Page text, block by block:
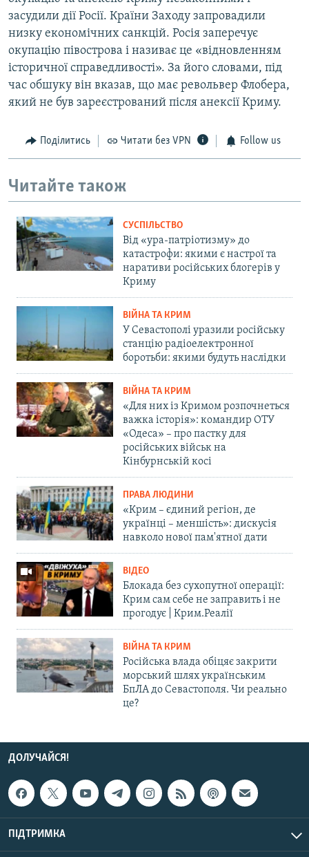
засудили дії Росії. Країни Заходу запровадили
низку економічних санкцій. Росія заперечує
окупацію півострова і називає це «відновленням
історичної справедливості». За його словами, під
час обшуку він вказав, що має револьвер Флобера,
який не був зареєстрований після анексії Криму.
Поділитись Читати без VPN Follow us
Читайте також
СУСПІЛЬСТВО
Від «ура-патріотизму» до
катастрофи: якими є настрої та
наративи російських блогерів у
Криму
ВІЙНА ТА КРИМ
У Севастополі уразили російську
станцію радіоелектронної
боротьби: якими будуть наслідки
ВІЙНА ТА КРИМ
«Для них із Кримом розпочнеться
важка історія»: командир ОТУ
«Одеса» – про пастку для
російських військ на
Кінбурнській косі
ПРАВА ЛЮДИНИ
«Крим – єдиний регіон, де
українці – меншість»: дискусія
навколо нової пам'ятної дати
ВІДЕО
Блокада без сухопутної операції:
Крим сам себе не заправить і не
прогодує | Крим.Реалії
ВІЙНА ТА КРИМ
Російська влада обіцяє закрити
морський шлях українським
БпЛА до Севастополя. Чи реально
це?
ДОЛУЧАЙСЯ!
ПІДТРИМКА